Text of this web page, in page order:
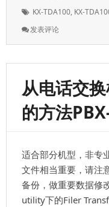
标
KX-TDA100, KX-
发表评论: 一
TDA200
以
打
进
去，
机
无
法
呼
出
从电话交
的方法
适合部分机型，非专
文件相当重要，请注
备份，做重要数据修
utility下的Filer